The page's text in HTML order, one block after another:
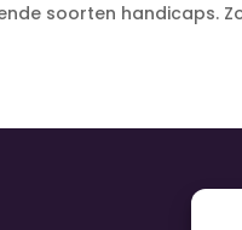
soorten handicaps.